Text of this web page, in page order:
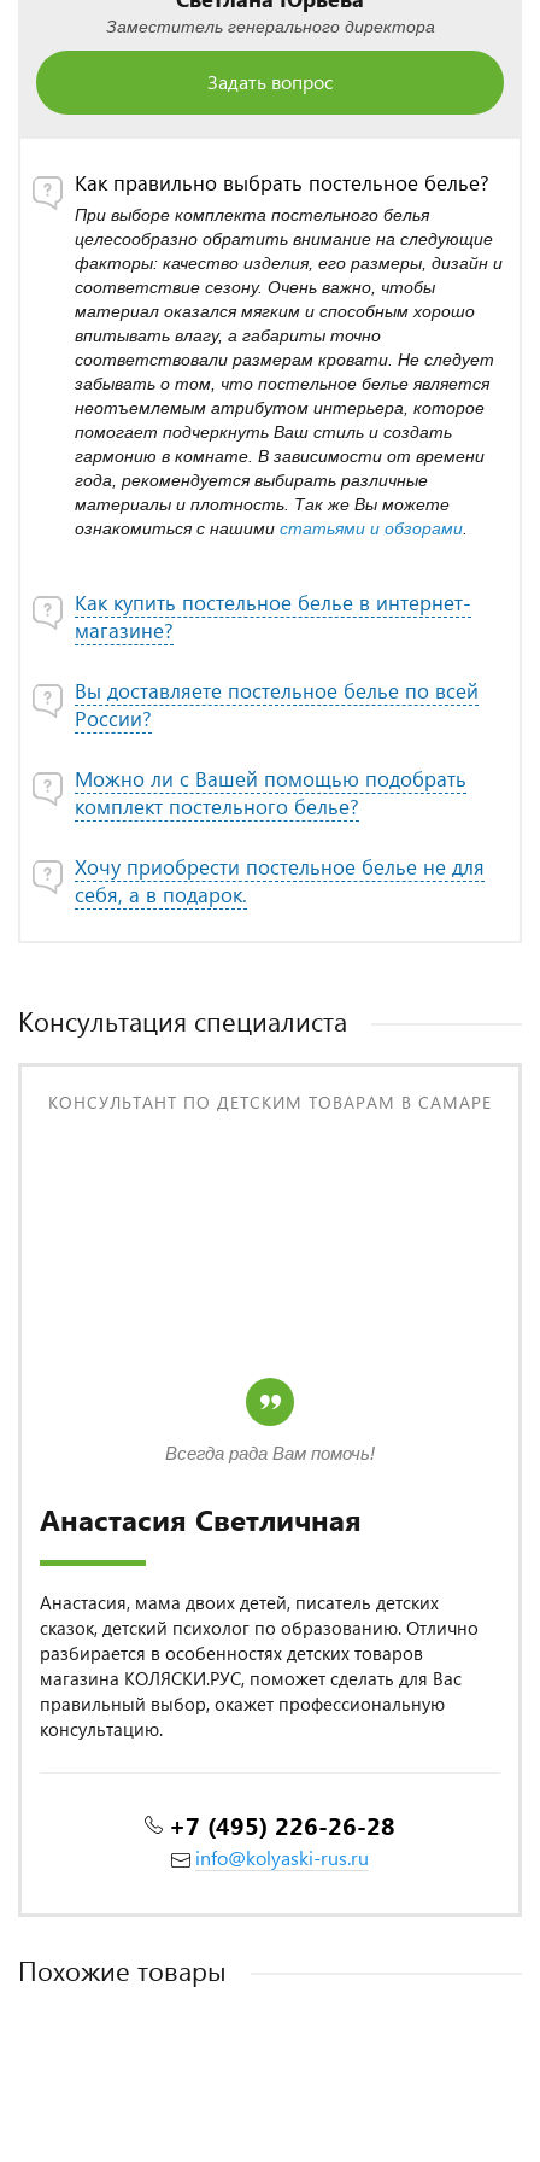
Заместитель генерального директора
Задать вопрос
Как правильно выбрать постельное белье?
При выборе комплекта постельного белья
целесообразно обратить внимание на следующие
факторы: качество изделия, его размеры, дизайн и
соответствие сезону. Очень важно, чтобы
материал оказался мягким и способным хорошо
впитывать влагу, а габариты точно
соответствовали размерам кровати. Не следует
забывать о том, что постельное белье является
неотъемлемым атрибутом интерьера, которое
помогает подчеркнуть Ваш стиль и создать
гармонию в комнате. В зависимости от времени
года, рекомендуется выбирать различные
материалы и плотность. Так же Вы можете
ознакомиться с нашими статьями и обзорами
Как купить постельное белье в интернет-
магазине?
Вы доставляете постельное белье по всей
России?
Можно ли с Вашей помощью подобрать
комплект постельного белье?
Хочу приобрести постельное белье не для
себя, а в подарок.
Консультация специалиста
КОНСУЛЬТАНТ ПО ДЕТСКИМ ТОВАРАМ В САМАРЕ
Анастасия Светличная
Анастасия, мама двоих детей, писатель детских
сказок, детский психолог по образованию. Отлично
разбирается в особенностях детских товаров
магазина КОЛЯСКИ.РУС, поможет сделать для Вас
правильный выбор, окажет профессиональную
консультацию.
+7 (495) 226-26-28
info@kolyaski-rus.ru
Всегда рада Вам помочь!
Похожие товары